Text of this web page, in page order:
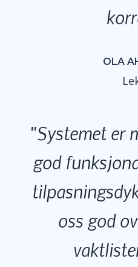
OLA
Systemet er
god
oss god